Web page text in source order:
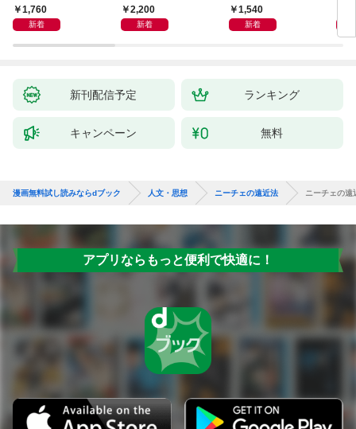
物語1,760
新着
あう2,200
新着
1,540
新着
新刊配信予定 ランキング
キャンペーン 無料
漫画無料試し読みならdブック 人文・思想 ニーチェの遠近法 ニーチェの遠
アプリならもっと便利で快適に！